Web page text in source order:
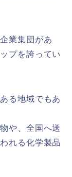
業集団があ
プを誇ってい
る地域でもあ
や、全国へ送
れる化学製品